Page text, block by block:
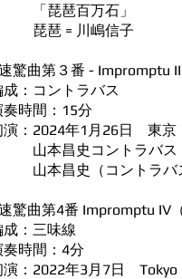
琵琶百万石」
琶 = 川嶋信子
驚曲第３番 - Impromptu
成：コントラバス
奏時間：15分
演：2024年1月26日 東京
本昌史コントラバス・
本昌史（コントラバ
驚曲第4番 Impromptu IV
成：三味線
奏時間：4分
演：2022年3月7日 Tokyo